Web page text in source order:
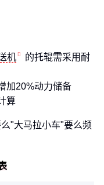
机
的托辊需采用耐
加20%动力储备
算
"大马拉小车"要么频